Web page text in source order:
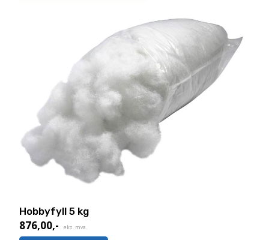
Hobbyfyll 5 kg
876,00,- eks. mva.